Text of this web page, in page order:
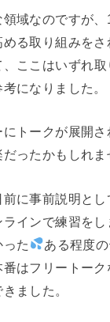
域なのですが
る取り組みをさ
、ここはいずれ
になりました。
トークが展開さ
ったかもしれま
に事前説明と
インで練習をし
た
ある程度
はフリートー
ました。